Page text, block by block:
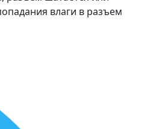
влаги в разъем